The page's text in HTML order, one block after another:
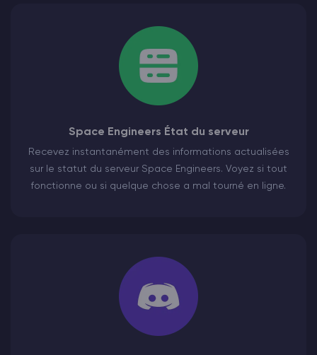
Space Engineers État du serveur
Recevez instantanément des informations actualisées
sur le statut du serveur Space Engineers. Voyez si tout
fonctionne ou si quelque chose a mal tourné en ligne.